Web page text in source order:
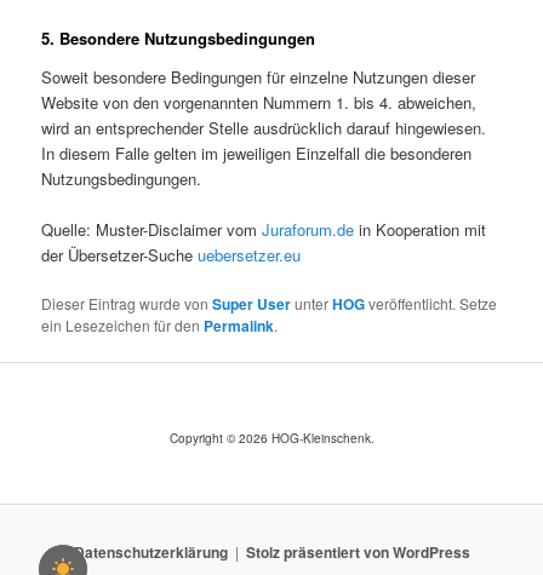
5. Besondere Nutzungsbedingungen
Soweit besondere Bedingungen für einzelne Nutzungen dieser
Website von den vorgenannten Nummern 1. bis 4. abweichen,
wird an entsprechender Stelle ausdrücklich darauf hingewiesen.
In diesem Falle gelten im jeweiligen Einzelfall die besonderen
Nutzungsbedingungen.
Quelle: Muster-Disclaimer vomJuraforum.de in Kooperation mit
der Übersetzer-Sucheuebersetzer.eu
Dieser Eintrag wurde vonSuper UserunterHOGveröffentlicht. Setze
ein Lesezeichen für den Permalink.
Copyright © 2026 HOG-Kleinschenk.
Datenschutzerklärung Stolz präsentiert von WordPress